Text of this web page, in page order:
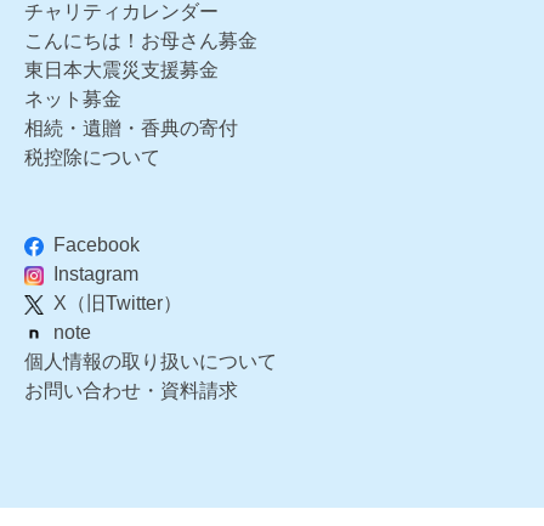
チャリティカレンダー
こんにちは！お母さん募金
東日本大震災支援募金
ネット募金
相続・遺贈・香典の寄付
税控除について
Facebook
Instagram
X（旧Twitter）
note
個人情報の取り扱いについて
お問い合わせ・資料請求